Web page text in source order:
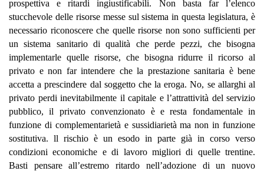
prospettiva e ritardi ingiustificabili. Non basta far l’elenco
stucchevole delle risorse messe sul sistema in questa legislatura, è
necessario riconoscere che quelle risorse non sono sufficienti per
un sistema sanitario di qualità che perde pezzi, che bisogna
implementarle quelle risorse, che bisogna ridurre il ricorso al
privato e non far intendere che la prestazione sanitaria è bene
accetta a prescindere dal soggetto che la eroga. No, se allarghi al
privato perdi inevitabilmente il capitale e l’attrattività del servizio
pubblico, il privato convenzionato è e resta fondamentale in
funzione di complementarietà e sussidiarietà ma non in funzione
sostitutiva. ll rischio è un esodo in parte già in corso verso
condizioni economiche e di lavoro migliori di quelle trentine.
Basti pensare all’estremo ritardo nell’adozione di un nuovo